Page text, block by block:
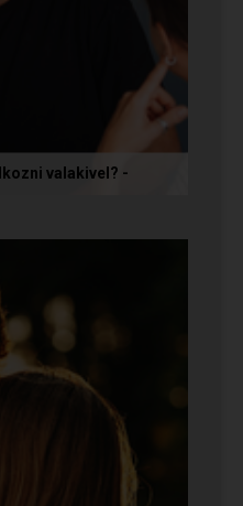
valakivel? -
valakit
de még...